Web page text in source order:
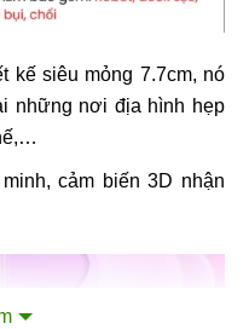
kế siêu mỏng 7.7cm, nó
những nơi địa hình hẹp
cảm biến 3D nhận